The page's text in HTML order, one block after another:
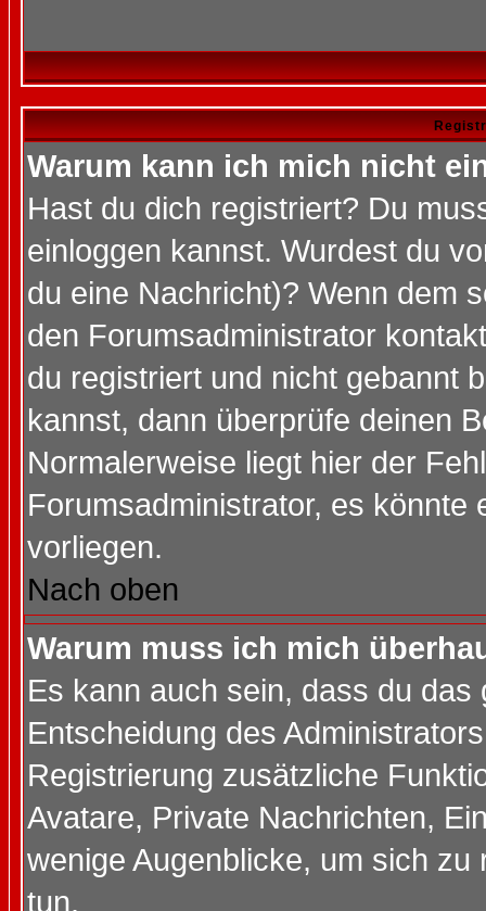
Warum kann ich mich nicht
Hast du dich registriert? Du
einloggen kannst. Wurdest du
du eine Nachricht)? Wenn dem
den Forumsadministrator
du registriert und nicht gebannt
kannst, dann überprüfe deinen
Normalerweise liegt hier der
Forumsadministrator, es könnte
vorliegen.
Nach oben
Warum muss ich mich
Es kann auch sein, dass du
Entscheidung des
Registrierung zusätzliche
Avatare, Private Nachrichten,
wenige Augenblicke, um sich
tun.